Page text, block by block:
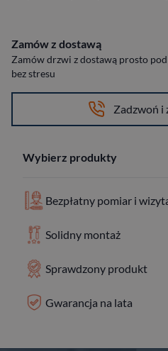
Zamów z dostawą
Zamów drzwi z dostawą prosto
bez stresu
Zadzwoń i
Wybierz produkty
Bezpłatny pomiar i
Solidny montaż
Sprawdzony produkt
Gwarancja na lata